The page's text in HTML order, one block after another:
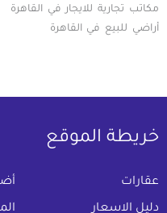
مكاتب تجارية للايجار في القاهرة
أراضي للبيع في القاهرة
خريطة الموقع
عقارات
دليل الاسعار